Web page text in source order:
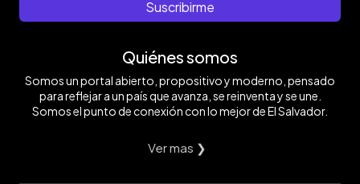
Suscribirme
Quiénes somos
Somos un portal abierto, propositivo y moderno, pensado
para reflejar a un país que avanza, se reinventa y se une.
Somos el punto de conexión con lo mejor de El Salvador.
Ver mas ❯